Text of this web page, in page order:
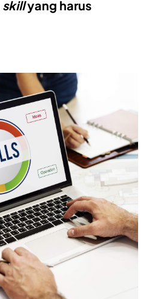
skillyang harus